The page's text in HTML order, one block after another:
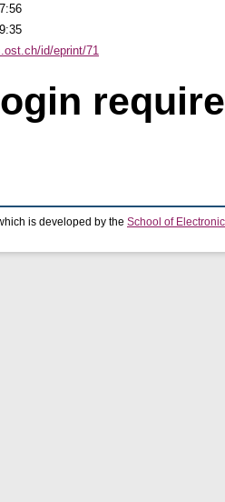
id/eprint/71
is developed by the School of